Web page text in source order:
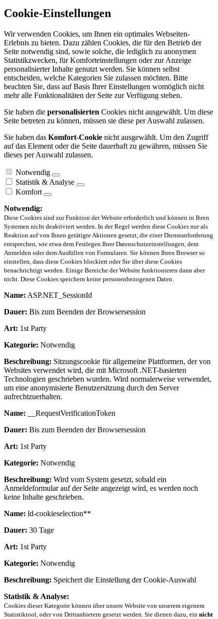
Cookie-Einstellungen
Wir verwenden Cookies, um Ihnen ein optimales Webseiten-
Erlebnis zu bieten. Dazu zählen Cookies, die für den Betrieb der
Seite notwendig sind, sowie solche, die lediglich zu anonymen
Statistikzwecken, für Komforteinstellungen oder zur Anzeige
personalisierter Inhalte genutzt werden. Sie können selbst
entscheiden, welche Kategorien Sie zulassen möchten. Bitte
beachten Sie, dass auf Basis Ihrer Einstellungen womöglich nicht
mehr alle Funktionalitäten der Seite zur Verfügung stehen.
Sie haben die personalisierten Cookies nicht ausgewählt. Um diese
Seite betreten zu können, müssen sie diese per Auswahl zulassen.
Sie haben das Komfort-Cookie nicht ausgewählt. Um den Zugriff
auf das Element oder die Seite dauerhaft zu gewähren, müssen Sie
dieses per Auswahl zulassen.
Notwendig
Statistik & Analyse
Komfort
Notwendig:
Diese Cookies sind zur Funktion der Website erforderlich und können in Ihren
Systemen nicht deaktiviert werden. In der Regel werden diese Cookies nur als
Reaktion auf von Ihnen getätigte Aktionen gesetzt, die einer Dienstanforderung
entsprechen, wie etwa dem Festlegen Ihrer Datenschutzeinstellungen, dem
Anmelden oder dem Ausfüllen von Formularen. Sie können Ihren Browser so
einstellen, dass diese Cookies blockiert oder Sie über diese Cookies
benachrichtigt werden. Einige Bereiche der Website funktionieren dann aber
nicht. Diese Cookies speichern keine personenbezogenen Daten.
Name: ASP.NET_SessionId
Dauer: Bis zum Beenden der Browsersession
Art: 1st Party
Kategorie: Notwendig
Beschreibung: Sitzungscookie für allgemeine Plattformen, der von
Websites verwendet wird, die mit Microsoft .NET-basierten
Technologien geschrieben wurden. Wird normalerweise verwendet,
um eine anonymisierte Benutzersitzung durch den Server
aufrechtzuerhalten.
Name: __RequestVerificationToken
Dauer: Bis zum Beenden der Browsersession
Art: 1st Party
Kategorie: Notwendig
Beschreibung: Wird vom System gesetzt, sobald ein
Anmeldeformular auf der Seite angezeigt wird, es werden noch
keine Inhalte geschrieben.
Name: ld-cookieselection**
Dauer: 30 Tage
Art: 1st Party
Kategorie: Notwendig
Beschreibung: Speichert die Einstellung der Cookie-Auswahl
Statistik & Analyse:
Cookies dieser Kategorie können über unsere Website von unserem eigenem
Statistiktool, oder von Drittanbietern gesetzt werden. Sie dienen dazu, ein nicht